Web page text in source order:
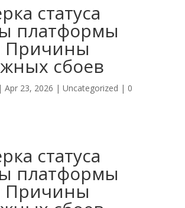
статуса
платформы
Причины
сбоев
| Apr 23, 2026 | Uncategorized | 0
статуса
платформы
Причины